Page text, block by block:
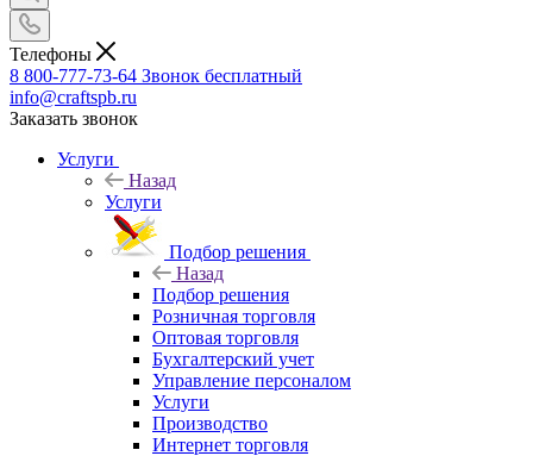
Телефоны
8 800-777-73-64 Звонок бесплатный
info@craftspb.ru
Заказать звонок
Услуги
Назад
Услуги
Подбор решения
Назад
Подбор решения
Розничная торговля
Оптовая торговля
Бухгалтерский учет
Управление персоналом
Услуги
Производство
Интернет торговля